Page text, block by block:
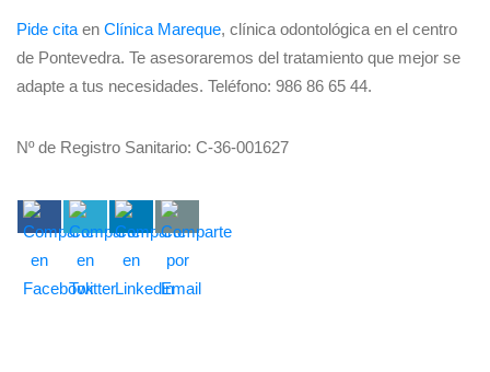
Pide cita en Clínica Mareque, clínica odontológica en el centro
de Pontevedra. Te asesoraremos del tratamiento que mejor se
adapte a tus necesidades. Teléfono: 986 86 65 44.
Nº de Registro Sanitario: C-36-001627